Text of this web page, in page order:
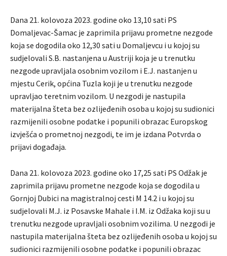
Dana 21. kolovoza 2023. godine oko 13,10 sati PS
Domaljevac-Šamac je zaprimila prijavu prometne nezgode
koja se dogodila oko 12,30 sati u Domaljevcu i u kojoj su
sudjelovali S.B. nastanjena u Austriji koja je u trenutku
nezgode upravljala osobnim vozilom i E.J. nastanjen u
mjestu Cerik, općina Tuzla koji je u trenutku nezgode
upravljao teretnim vozilom. U nezgodi je nastupila
materijalna šteta bez ozlijeđenih osoba u kojoj su sudionici
razmijenili osobne podatke i popunili obrazac Europskog
izvješća o prometnoj nezgodi, te im je izdana Potvrda o
prijavi događaja.
Dana 21. kolovoza 2023. godine oko 17,25 sati PS Odžak je
zaprimila prijavu prometne nezgode koja se dogodila u
Gornjoj Dubici na magistralnoj cesti M 14.2 i u kojoj su
sudjelovali M.J. iz Posavske Mahale i I.M. iz Odžaka koji su u
trenutku nezgode upravljali osobnim vozilima. U nezgodi je
nastupila materijalna šteta bez ozlijeđenih osoba u kojoj su
sudionici razmijenili osobne podatke i popunili obrazac